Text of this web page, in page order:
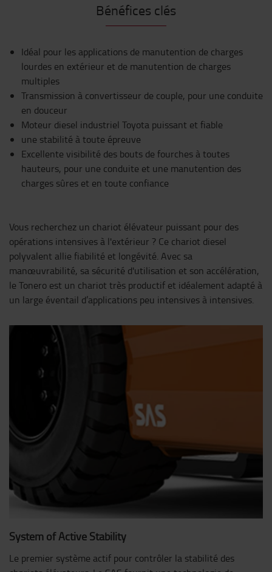
Bénéfices clés
Idéal pour les applications de manutention de charges
lourdes en extérieur et de manutention de charges
multiples
Transmission à convertisseur de couple, pour une conduite
en douceur
Moteur diesel industriel Toyota puissant et fiable
une stabilité à toute épreuve
Excellente visibilité des bouts de fourches à toutes
hauteurs, pour une conduite et une manutention des
charges sûres et en toute confiance
Vous recherchez un chariot élévateur puissant pour des
opérations intensives à l'extérieur ? Ce chariot diesel
polyvalent allie fiabilité et longévité. Avec sa
manœuvrabilité, sa sécurité d'utilisation et son accélération,
le Tonero est un chariot très productif et idéalement adapté à
un large éventail d’applications peu intensives à intensives.
System of Active Stability
Le premier système actif pour contrôler la stabilité des